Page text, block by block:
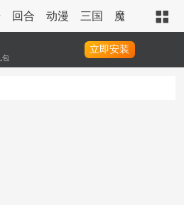
回合 动漫 三国 魔幻 策略
包
立即安装